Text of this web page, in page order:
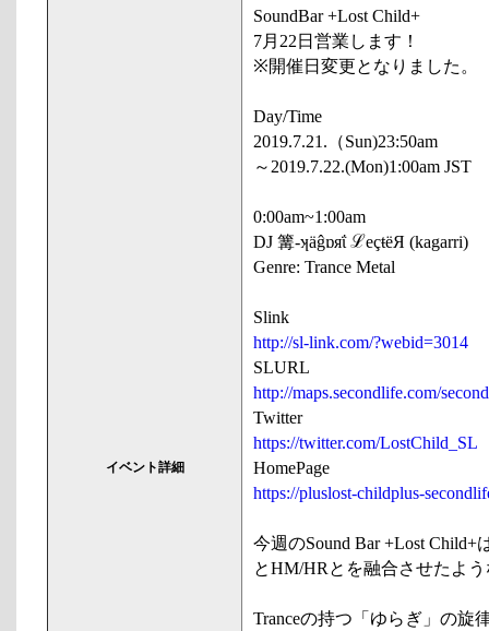
イベント詳細
SoundBar +Lost Child+
7月22日営業します！
※開催日変更となりました。
Day/Time
2019.7.21.（Sun)23:50am
～2019.7.22.(Mon)1:00am JST
0:00am~1:00am
DJ 篝-ʞäĝɒяΐ ℒeçŧëЯ (kagarri)
Genre: Trance Metal
Slink
http://sl-link.com/?webid=3014
SLURL
http://maps.secondlife.com/
Twitter
https://twitter.com/LostChild_SL
HomePage
https://pluslost-childplus-
今週のSound Bar +Lost Child+
とHM/HRとを融合させたよ
Tranceの持つ「ゆらぎ」の旋